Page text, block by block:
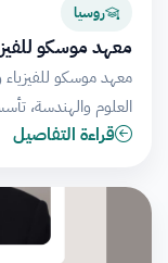
روسيا
معهد موسكو
معهد موسكو
العلوم والهندسة، تأسس عام 1951، ويقدم
قراءة التفاصيل